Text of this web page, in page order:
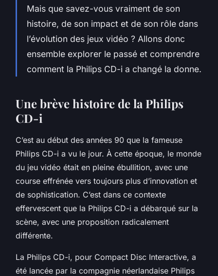
Mais que savez-vous vraiment de son
histoire, de son impact et de son rôle dans
l’évolution des jeux vidéo ? Allons donc
ensemble explorer le passé et comprendre
comment la Philips CD-i a changé la donne.
Une brève histoire de la Philips
CD-i
C’est au début des années 90 que la fameuse
Philips CD-i a vu le jour. À cette époque, le monde
du jeu vidéo était en pleine ébullition, avec une
course effrénée vers toujours plus d’innovation et
de sophistication. C’est dans ce contexte
effervescent que la Philips CD-i a débarqué sur la
scène, avec une proposition radicalement
différente.
La Philips CD-i, pour Compact Disc Interactive, a
été lancée par la compagnie néerlandaise Philips